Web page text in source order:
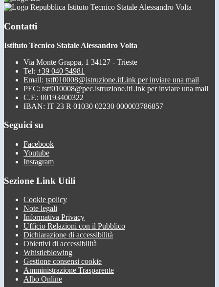
Istituto Tecnico Statale Alessandro Volta
Contatti
Istituto Tecnico Statale Alessandro Volta
Via Monte Grappa, 1 34127 - Trieste
Tel: +39 040 54981
Email: tstf010008@istruzione.itLink per inviare una mail
PEC: tstf010008@pec.istruzione.itLink per inviare una mail
C.F.: 00193400322
IBAN: IT 23 R 01030 02230 000003786857
Seguici su
Facebook
Youtube
Instagram
Sezione Link Utili
Cookie policy
Note legali
Informativa Privacy
Ufficio Relazioni con il Pubblico
Dichiarazione di accessibilità
Obiettivi di accessibilità
Whistleblowing
Gestione consensi cookie
Amministrazione Trasparente
Albo Online